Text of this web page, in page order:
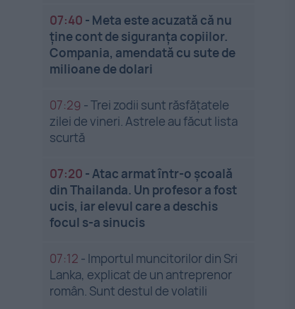
07:40 - Meta este acuzată că nu
ține cont de siguranța copiilor.
Compania, amendată cu sute de
milioane de dolari
07:29 -Trei zodii sunt răsfățatele
zilei de vineri. Astrele au făcut lista
scurtă
07:20 -Atac armat într-o școală
din Thailanda. Un profesor a fost
ucis, iar elevul care a deschis
focul s-a sinucis
07:12 - Importul muncitorilor din Sri
Lanka, explicat de un antreprenor
român. Sunt destul de volatili